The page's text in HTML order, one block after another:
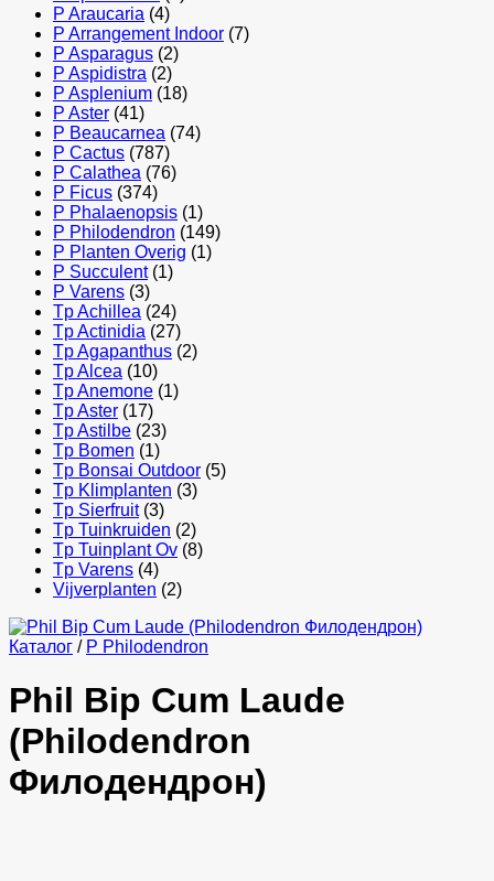
P Araucaria (4)
P Arrangement Indoor (7)
P Asparagus (2)
P Aspidistra (2)
P Asplenium (18)
P Aster (41)
P Beaucarnea (74)
P Cactus (787)
P Calathea (76)
P Ficus (374)
P Phalaenopsis (1)
P Philodendron (149)
P Planten Overig (1)
P Succulent (1)
P Varens (3)
Tp Achillea (24)
Tp Actinidia (27)
Tp Agapanthus (2)
Tp Alcea (10)
Tp Anemone (1)
Tp Aster (17)
Tp Astilbe (23)
Tp Bomen (1)
Tp Bonsai Outdoor (5)
Tp Klimplanten (3)
Tp Sierfruit (3)
Tp Tuinkruiden (2)
Tp Tuinplant Ov (8)
Tp Varens (4)
Vijverplanten (2)
Каталог / P Philodendron
Phil Bip Cum Laude
(Philodendron
Филодендрон)